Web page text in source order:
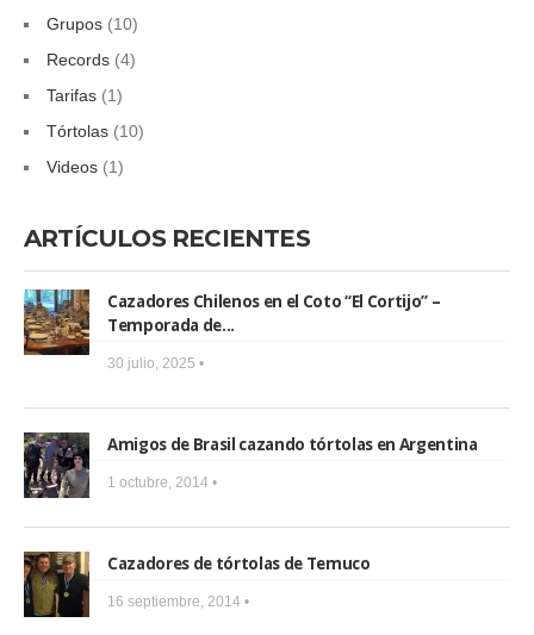
Grupos (10)
Records (4)
Tarifas (1)
Tórtolas (10)
Videos (1)
ARTÍCULOS RECIENTES
Cazadores Chilenos en el Coto “El Cortijo” –
Temporada de...
30 julio, 2025 •
Amigos de Brasil cazando tórtolas en Argentina
1 octubre, 2014 •
Cazadores de tórtolas de Temuco
16 septiembre, 2014 •